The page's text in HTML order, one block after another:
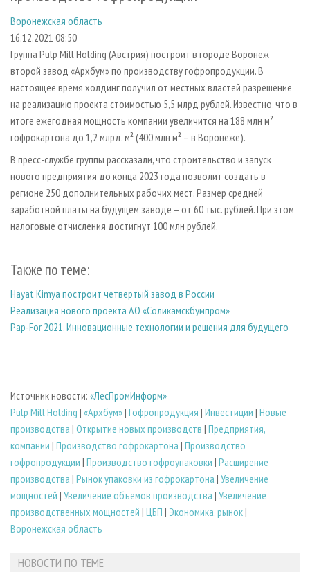
СУШКА ДРЕВЕСИНЫ
ПРОИЗВОДСТВО ДРЕВЕСНЫХ ПЛИТ
ДЕРЕВЯННОЕ ДОМОСТРОЕНИЕ
ПРОИЗВОДСТВО МЕБЕЛИ
БИОЭНЕРГЕТИКА
ИНСТРУМЕНТ И МАТЕРИАЛЫ
ПЕРСОНЫ
МОБИЛЬНЫЕ ВЫСТАВКИ
ОФИЦИАЛЬНЫЕ ДЕЛЕГАЦИИ
ПРИОРИТЕТНЫЕ ИНВЕСТПРОЕКТЫ
RUSSIAN FORESTRY REVIEW
ГАЗЕТА ЛЕСПРОМФОРУМ
БИБЛИОТЕКА СПЕЦИАЛИСТА
ПОДПИСКА
КОНТАКТЫ
РЕКЛАМОДАТЕЛЯМ
РЕКЛАМА
РЕКЛАМА НА САЙТЕ
Воронежская область
16.12.2021 08:50
Группа Pulp Mill Holding (Австрия) построит в городе Воронеж
второй завод «Архбум» по производству гофропродукции. В
настоящее время холдинг получил от местных властей разрешение
на реализацию проекта стоимостью 5,5 млрд рублей. Известно, что в
итоге ежегодная мощность компании увеличится на 188 млн м²
гофрокартона до 1,2 млрд. м² (400 млн м² – в Воронеже).
В пресс-службе группы рассказали, что строительство и запуск
нового предприятия до конца 2023 года позволит создать в
регионе 250 дополнительных рабочих мест. Размер средней
заработной платы на будущем заводе – от 60 тыс. рублей. При этом
налоговые отчисления достигнут 100 млн рублей.
Также по теме:
Hayat Kimya построит четвертый завод в России
Реализация нового проекта АО «Соликамскбумпром»
Pap-For 2021. Инновационные технологии и решения для будущего
Источник новости: «ЛесПромИнформ»
Pulp Mill Holding | «Архбум»| Гофропродукция | Инвестиции | Новые
производства | Открытие новых производств | Предприятия,
компании | Производство гофрокартона | Производство
гофропродукции | Производство гофроупаковки | Расширение
производства | Рынок упаковки из гофрокартона | Увеличение
мощностей | Увеличение объемов производства | Увеличение
производственных мощностей | ЦБП | Экономика, рынок|
Воронежская область
НОВОСТИ ПО ТЕМЕ